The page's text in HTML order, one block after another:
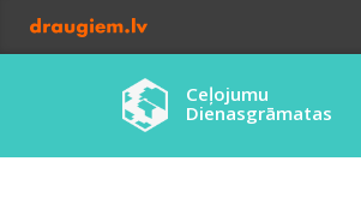
Ceļojumu
Dienasgrāmatas